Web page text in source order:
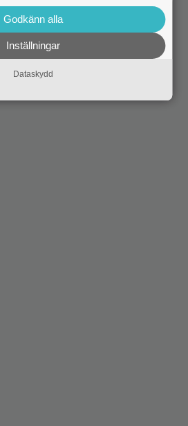
Godkänn alla
Inställningar
Dataskydd